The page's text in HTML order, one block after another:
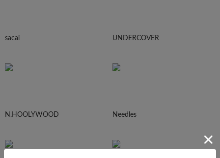
sacai UNDERCOVER
N.HOOLYWOOD Needles